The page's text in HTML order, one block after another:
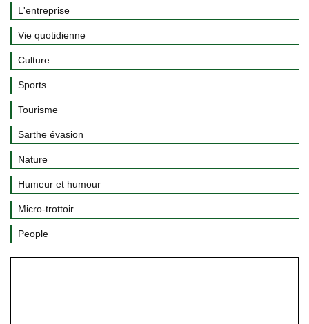
L'entreprise
Vie quotidienne
Culture
Sports
Tourisme
Sarthe évasion
Nature
Humeur et humour
Micro-trottoir
People